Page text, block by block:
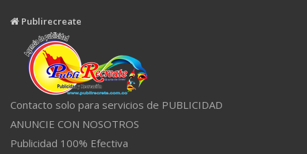
Publirecreate
Contacto solo para servicios de PUBLICIDAD
ANUNCIE CON NOSOTROS
Publicidad 100% Efectiva